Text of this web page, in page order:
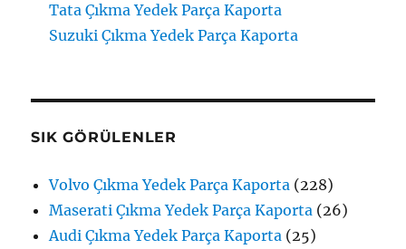
Tata Çıkma Yedek Parça Kaporta
Suzuki Çıkma Yedek Parça Kaporta
SIK GÖRÜLENLER
Volvo Çıkma Yedek Parça Kaporta (228)
Maserati Çıkma Yedek Parça Kaporta (26)
Audi Çıkma Yedek Parça Kaporta (25)